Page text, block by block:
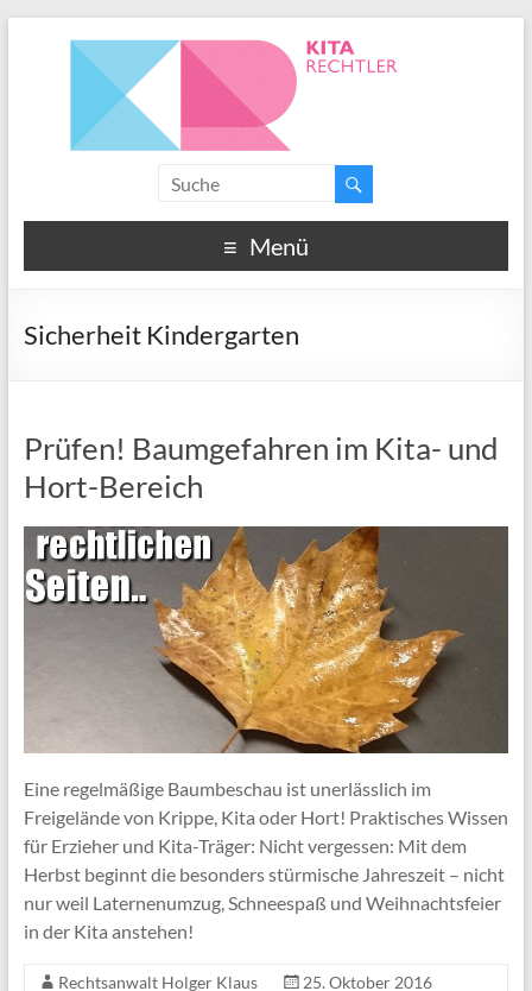
Menü
Sicherheit Kindergarten
Prüfen! Baumgefahren im Kita- und
Hort-Bereich
Eine regelmäßige Baumbeschau ist unerlässlich im
Freigelände von Krippe, Kita oder Hort! Praktisches Wissen
für Erzieher und Kita-Träger: Nicht vergessen: Mit dem
Herbst beginnt die besonders stürmische Jahreszeit – nicht
nur weil Laternenumzug, Schneespaß und Weihnachtsfeier
in der Kita anstehen!
Rechtsanwalt Holger Klaus
25. Oktober 2016